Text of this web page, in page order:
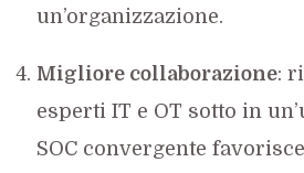
un’organizzazione.
Migliore collaborazione:
esperti IT e OT sotto in
SOC convergente